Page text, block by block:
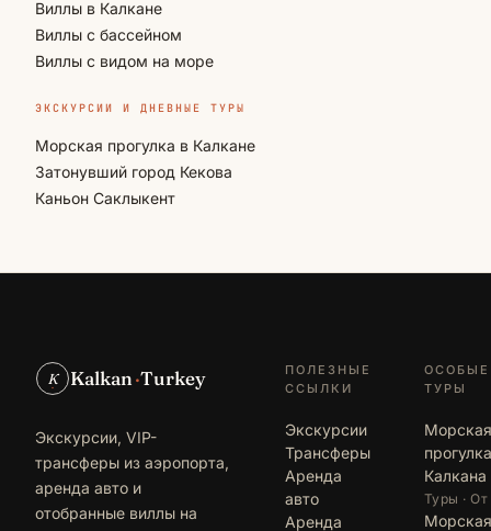
Виллы в Калкане
Виллы с бассейном
Виллы с видом на море
ЭКСКУРСИИ И ДНЕВНЫЕ ТУРЫ
Морская прогулка в Калкане
Затонувший город Кекова
Каньон Саклыкент
K Kalkan·Turkey
Экскурсии, VIP-
трансферы из аэропорта,
аренда авто и
отобранные виллы на
ПОЛЕЗНЫЕ
ССЫЛКИ
Экскурсии
Трансферы
Аренда
авто
Аренда
ОСОБЫЕ
ТУРЫ
Морская
Калкана
Туры ·
Морская